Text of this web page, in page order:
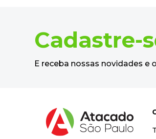
Cadastre-
E receba nossas novidades e